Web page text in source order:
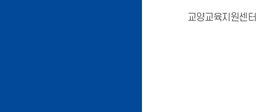
교양교육지원센터